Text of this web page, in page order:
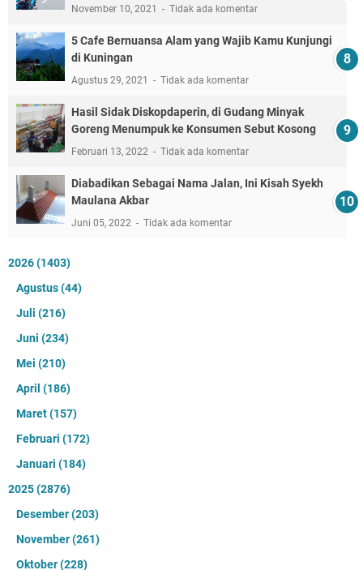
November 10, 2021 Tidak ada komentar
5 Cafe Bernuansa Alam yang Wajib Kamu Kunjungi
di Kuningan
Agustus 29, 2021 Tidak ada komentar
Hasil Sidak Diskopdaperin, di Gudang Minyak
Goreng Menumpuk ke Konsumen Sebut Kosong
Februari 13, 2022 Tidak ada komentar
Diabadikan Sebagai Nama Jalan, Ini Kisah Syekh
Maulana Akbar
Juni 05, 2022 Tidak ada komentar
2026(1403)
Agustus(44)
Juli (216)
Juni (234)
Mei (210)
April (186)
Maret(157)
Februari (172)
Januari (184)
2025(2876)
Desember(203)
November(261)
Oktober(228)